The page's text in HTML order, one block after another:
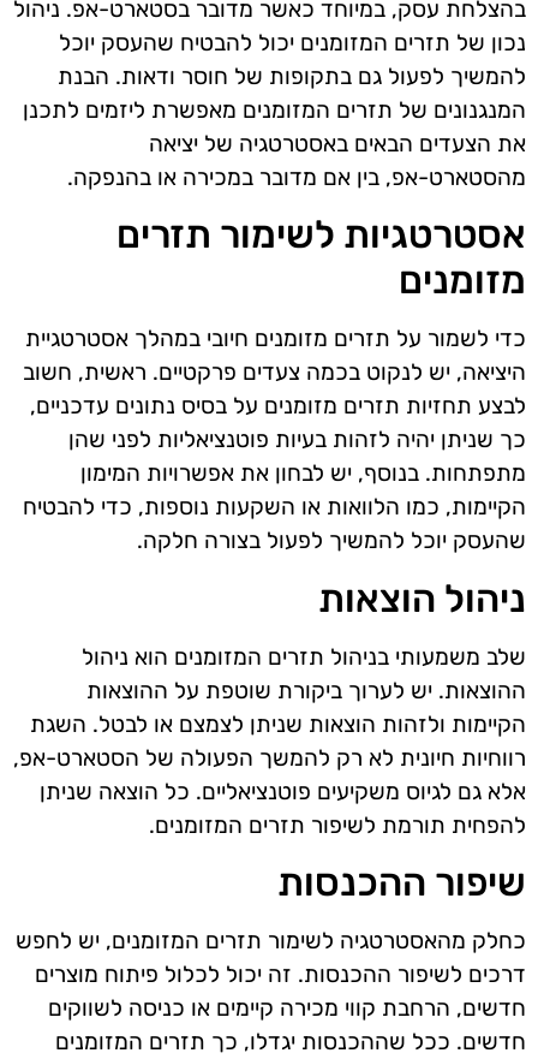
בהצלחת עסק, במיוחד כאשר מדובר בסטארט-אפ. ניהול
נכון של תזרים המזומנים יכול להבטיח שהעסק יוכל
להמשיך לפעול גם בתקופות של חוסר ודאות. הבנת
המנגנונים של תזרים המזומנים מאפשרת ליזמים לתכנן
את הצעדים הבאים באסטרטגיה של יציאה
מהסטארט-אפ, בין אם מדובר במכירה או בהנפקה.
אסטרטגיות לשימור תזרים
מזומנים
כדי לשמור על תזרים מזומנים חיובי במהלך אסטרטגיית
היציאה, יש לנקוט בכמה צעדים פרקטיים. ראשית, חשוב
לבצע תחזיות תזרים מזומנים על בסיס נתונים עדכניים,
כך שניתן יהיה לזהות בעיות פוטנציאליות לפני שהן
מתפתחות. בנוסף, יש לבחון את אפשרויות המימון
הקיימות, כמו הלוואות או השקעות נוספות, כדי להבטיח
שהעסק יוכל להמשיך לפעול בצורה חלקה.
ניהול הוצאות
שלב משמעותי בניהול תזרים המזומנים הוא ניהול
ההוצאות. יש לערוך ביקורת שוטפת על ההוצאות
הקיימות ולזהות הוצאות שניתן לצמצם או לבטל. השגת
רווחיות חיונית לא רק להמשך הפעולה של הסטארט-אפ,
אלא גם לגיוס משקיעים פוטנציאליים. כל הוצאה שניתן
להפחית תורמת לשיפור תזרים המזומנים.
שיפור ההכנסות
כחלק מהאסטרטגיה לשימור תזרים המזומנים, יש לחפש
דרכים לשיפור ההכנסות. זה יכול לכלול פיתוח מוצרים
חדשים, הרחבת קווי מכירה קיימים או כניסה לשווקים
חדשים. ככל שההכנסות יגדלו, כך תזרים המזומנים